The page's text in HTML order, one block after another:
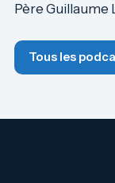
Père Guillaume
Tous les